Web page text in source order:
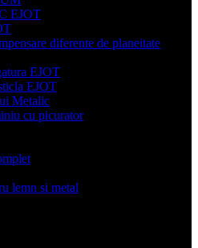
EJOT
diferente de planeitate
EJOT
EJOT
Metalic
cu picurator
lemn si metal